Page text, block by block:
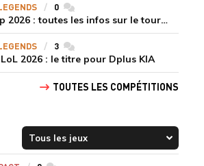
0commentaires
Esports Nations Cup 2026 : toutes les infos sur le tournoi
3commentaires
2026 : le titre pour Dplus KIA
TOUTES LES COMPÉTITIONS